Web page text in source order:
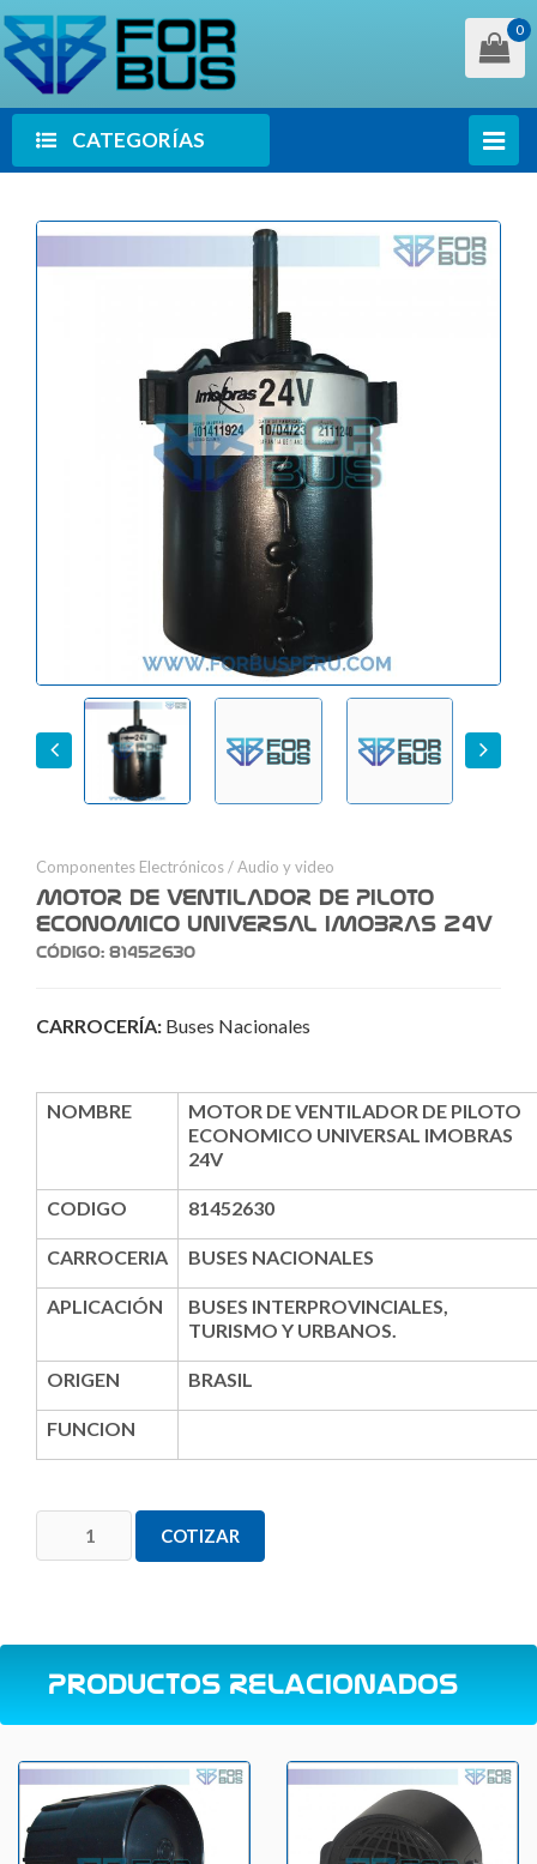
0
CATEGORÍAS
Componentes Electrónicos/Audio y video
MOTOR DE VENTILADOR DE PILOTO
ECONOMICO UNIVERSAL IMOBRAS 24V
Código: 81452630
CARROCERÍA: Buses Nacionales
NOMBRE
MOTOR DE VENTILADOR DE PILOTO
ECONOMICO UNIVERSAL IMOBRAS
24V
CODIGO 81452630
CARROCERIA BUSES NACIONALES
APLICACIÓN
BUSES INTERPROVINCIALES,
TURISMO Y URBANOS.
ORIGEN BRASIL
FUNCION
COTIZAR
Productos Relacionados